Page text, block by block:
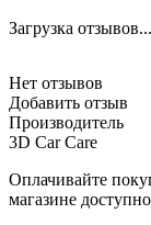
Загрузка отзывов...
Нет отзывов
Добавить отзыв
Производитель
3D Car Care
Оплачивайте
магазине